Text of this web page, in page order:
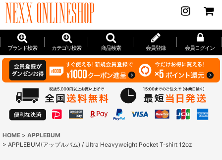
ブランド検索 カテゴリ検索 商品検索 会員登録 会員ログイン
HOME > APPLEBUM
> APPLEBUM(アップルバム) / Ultra Heavyweight Pocket T-shirt 12oz